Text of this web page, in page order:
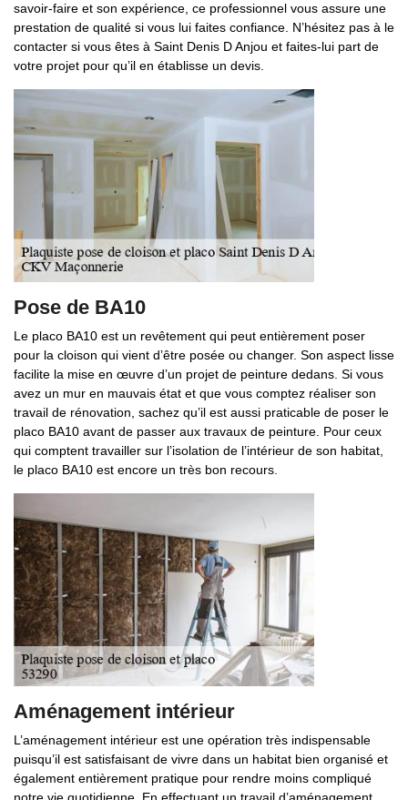
savoir-faire et son expérience, ce professionnel vous assure une
prestation de qualité si vous lui faites confiance. N’hésitez pas à le
contacter si vous êtes à Saint Denis D Anjou et faites-lui part de
votre projet pour qu’il en établisse un devis.
Pose de BA10
Le placo BA10 est un revêtement qui peut entièrement poser
pour la cloison qui vient d’être posée ou changer. Son aspect lisse
facilite la mise en œuvre d’un projet de peinture dedans. Si vous
avez un mur en mauvais état et que vous comptez réaliser son
travail de rénovation, sachez qu’il est aussi praticable de poser le
placo BA10 avant de passer aux travaux de peinture. Pour ceux
qui comptent travailler sur l’isolation de l’intérieur de son habitat,
le placo BA10 est encore un très bon recours.
Aménagement intérieur
L’aménagement intérieur est une opération très indispensable
puisqu’il est satisfaisant de vivre dans un habitat bien organisé et
également entièrement pratique pour rendre moins compliqué